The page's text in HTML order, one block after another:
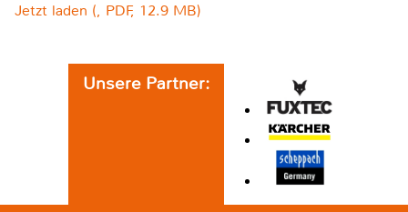
Jetzt laden (, PDF, 12.9 MB)
Unsere Partner: